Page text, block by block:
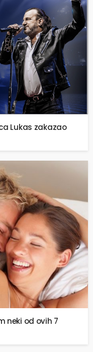
Lukas zakazao
neki od ovih 7